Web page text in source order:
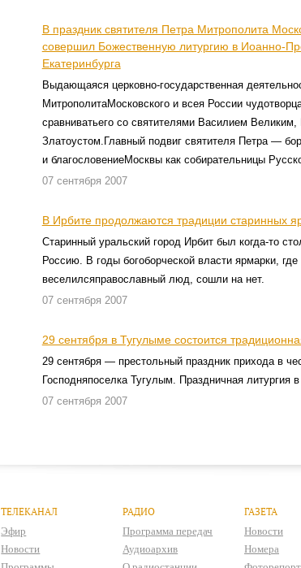
В праздник святителя Петра Митрополита
совершил Божественную литургию в Иоанно-
Екатеринбурга
Выдающаяся церковно-государственная
МитрополитаМосковского и всея России
сравниватьего со святителями Василием
Златоустом.Главный подвиг святителя Петра —
и благословениеМосквы как собирательницы
07 сентября 2007
В Ирбите продолжаются традиции старинных
Старинный уральский город Ирбит был когда-то
Россию. В годы богоборческой власти ярмарки, где
веселилсяправославный люд, сошли на нет.
07 сентября 2007
29 сентября в Тугулыме состоится
29 сентября — престольный праздник прихода в
Господняпоселка Тугулым. Праздничная литургия
07 сентября 2007
ТЕЛЕКАНАЛ
Эфир
Новости
РАДИО
Программа передач
Аудиоархив
ГАЗЕТА
Новости
Номера